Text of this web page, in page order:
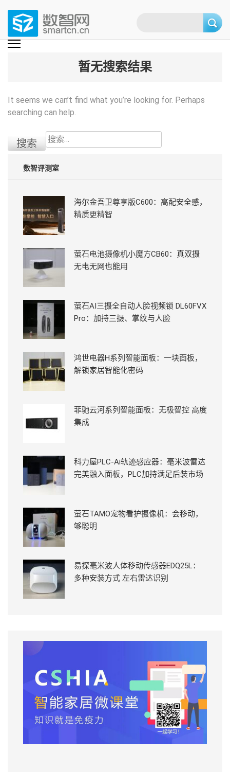
content
(Press
数智网
智能家居第一资讯门户 | 智能家居系统，智能家居产品，智能家居解决方
暂无搜索结果
It seems we can’t find what you’re looking for. Perhaps
searching can help.
搜
索：
数智评测室
海尔金吾卫尊享版C600：高配安全感，
精质更精智
萤石电池摄像机小魔方CB60：真双摄
无电无网也能用
萤石AI三摄全自动人脸视频锁 DL60FVX
Pro：加持三摄、掌纹与人脸
鸿世电器H系列智能面板：一块面板，
解锁家居智能化密码
菲驰云河系列智能面板：无极智控 高度
集成
科力屋PLC-Ai轨迹感应器：毫米波雷达
完美融入面板，PLC加持满足后装市场
萤石TAMO宠物看护摄像机：会移动，
够聪明
易探毫米波人体移动传感器EDQ25L：
多种安装方式 左右雷达识别